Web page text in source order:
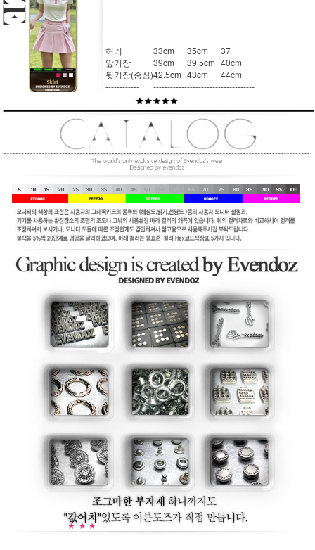
허리 33cm 35cm
37
앞기장
39cm 39.5cm 40cm
뒷기장(중심)42.5cm 43cm
44cm
------------
------------------------------------